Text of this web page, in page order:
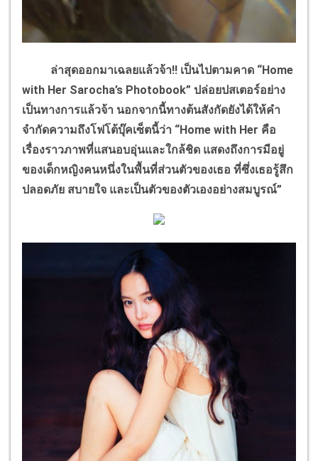
ล่าสุดออกมาเฉลยแล้วจ้า!! เป็นไปตามคาด “Home
with Her Sarocha’s Photobook” ปล่อยปสเตอร์อย่าง
เป็นทางการแล้วจ้า นอกจากนี้ทางต้นสังกัดยังได้ให้คำ
จำกัดความถึงโฟโต้บุ๊คเซ็ตนี้ว่า “Home with Her คือ
เรื่องราวภาพที่แสนอบอุ่นและใกล้ชิด แสดงถึงการมีอยู่
ของเด็กหญิงคนหนึ่งในพื้นที่ส่วนตัวของเธอ ที่ซึ่งเธอรู้สึก
ปลอดภัย สบายใจ และเป็นตัวของตัวเองอย่างสมบูรณ์”